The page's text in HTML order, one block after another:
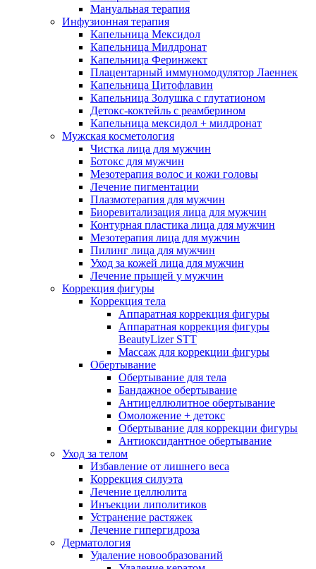
Мануальная терапия
Инфузионная терапия
Капельница Мексидол
Капельница Милдронат
Капельница Феринжект
Плацентарный иммуномодулятор Лаеннек
Капельница Цитофлавин
Капельница Золушка с глутатионом
Детокс-коктейль с реамберином
Капельница мексидол + милдронат
Мужская косметология
Чистка лица для мужчин
Ботокс для мужчин
Мезотерапия волос и кожи головы
Лечение пигментации
Плазмотерапия для мужчин
Биоревитализация лица для мужчин
Контурная пластика лица для мужчин
Мезотерапия лица для мужчин
Пилинг лица для мужчин
Уход за кожей лица для мужчин
Лечение прыщей у мужчин
Коррекция фигуры
Коррекция тела
Аппаратная коррекция фигуры
Аппаратная коррекция фигуры
BeautyLizer STT
Массаж для коррекции фигуры
Обертывание
Обертывание для тела
Бандажное обертывание
Антицеллюлитное обертывание
Омоложение + детокс
Обертывание для коррекции фигуры
Антиоксидантное обертывание
Уход за телом
Избавление от лишнего веса
Коррекция силуэта
Лечение целлюлита
Инъекции липолитиков
Устранение растяжек
Лечение гипергидроза
Дерматология
Удаление новообразований